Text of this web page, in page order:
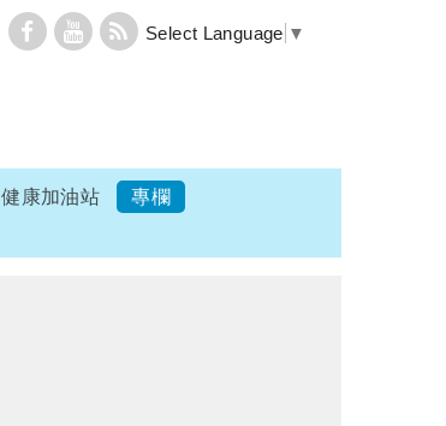
Select Language ▼
健康加油站
專欄